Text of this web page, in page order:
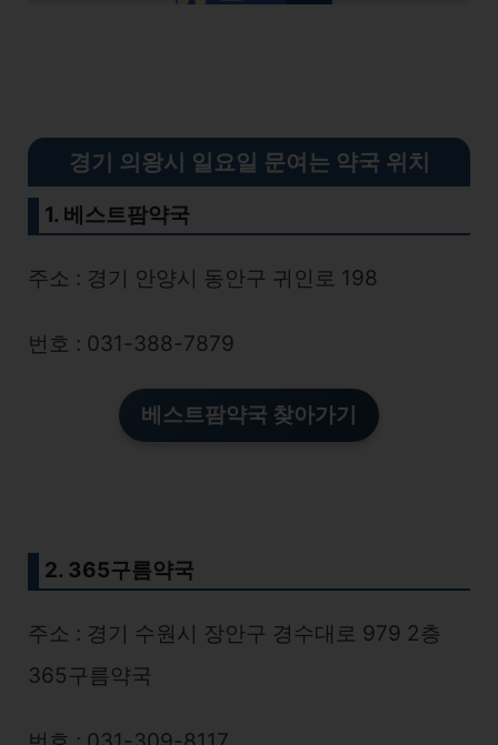
경기 의왕시 일요일 문여는 약국 위치
1. 베스트팜약국
주소 : 경기 안양시 동안구 귀인로 198
번호 : 031-388-7879
베스트팜약국 찾아가기
2. 365구름약국
주소 : 경기 수원시 장안구 경수대로 979 2층
365구름약국